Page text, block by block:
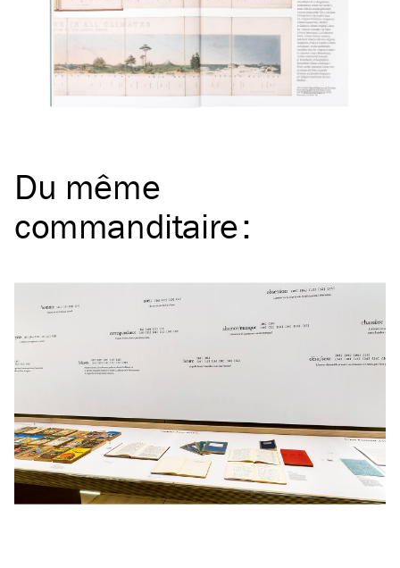
Du même
commanditaire: